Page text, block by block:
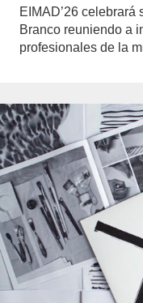
EIMAD’26
Branco reuniendo a
profesionales de la